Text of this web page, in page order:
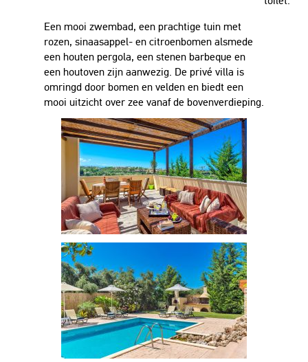
Een mooi zwembad, een prachtige tuin met
rozen, sinaasappel- en citroenbomen alsmede
een houten pergola, een stenen barbeque en
een houtoven zijn aanwezig. De privé villa is
omringd door bomen en velden en biedt een
mooi uitzicht over zee vanaf de bovenverdieping.